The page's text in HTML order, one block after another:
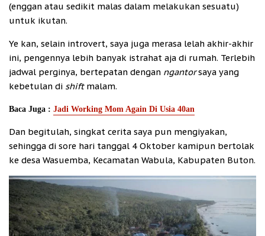
(enggan atau sedikit malas dalam melakukan sesuatu)
untuk ikutan.
Ye kan, selain introvert, saya juga merasa lelah akhir-akhir
ini, pengennya lebih banyak istrahat aja di rumah. Terlebih
jadwal perginya, bertepatan dengan ngantorsaya yang
kebetulan di shift malam.
Baca Juga : Jadi Working Mom Again Di Usia 40an
Dan begitulah, singkat cerita saya pun mengiyakan,
sehingga di sore hari tanggal 4 Oktober kamipun bertolak
ke desa Wasuemba, Kecamatan Wabula, Kabupaten Buton.